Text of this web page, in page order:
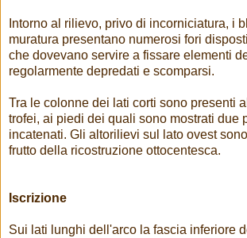
Intorno al rilievo, privo di incorniciatura, i
muratura presentano numerosi fori
che dovevano servire a fissare elementi
regolarmente depredati e scomparsi.
Tra le colonne dei lati corti sono presenti
trofei, ai piedi dei quali sono mostrati due
incatenati. Gli altorilievi sul lato ovest
frutto della ricostruzione ottocentesca.
Iscrizione
Sui lati lunghi dell'arco la fascia inferiore